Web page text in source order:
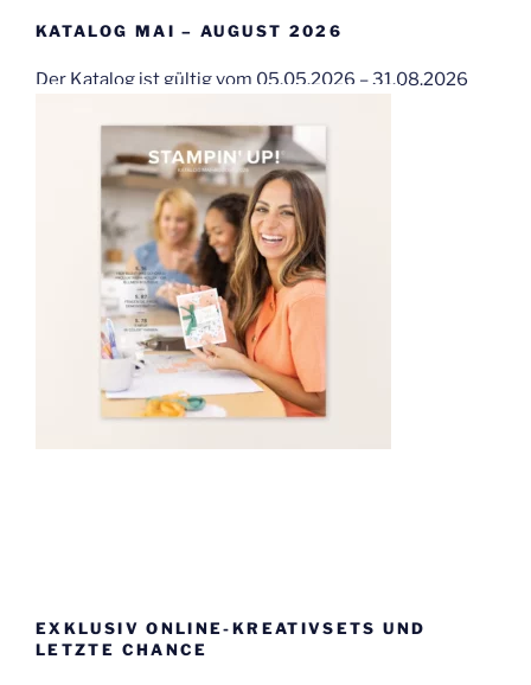
KATALOG MAI – AUGUST 2026
Der Katalog ist gültig vom 05.05.2026 – 31.08.2026
EXKLUSIV ONLINE-KREATIVSETS UND
LETZTE CHANCE